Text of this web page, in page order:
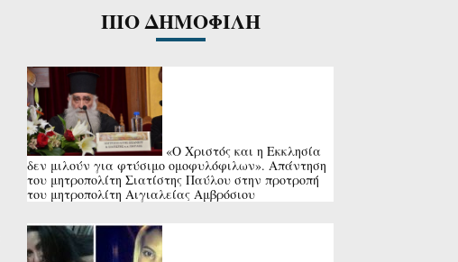
ΠΙΟ ΔΗΜΟΦΙΛΗ
«Ο Χριστός και η Εκκλησία
δεν μιλούν για φτύσιμο ομοφυλόφιλων». Απάντηση
του μητροπολίτη Σιατίστης Παύλου στην προτροπή
του μητροπολίτη Αιγιαλείας Αμβρόσιου